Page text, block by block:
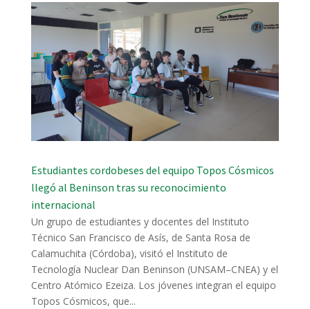
Estudiantes cordobeses del equipo Topos Cósmicos
llegó al Beninson tras su reconocimiento
internacional
Un grupo de estudiantes y docentes del Instituto
Técnico San Francisco de Asís, de Santa Rosa de
Calamuchita (Córdoba), visitó el Instituto de
Tecnología Nuclear Dan Beninson (UNSAM–CNEA) y el
Centro Atómico Ezeiza. Los jóvenes integran el equipo
Topos Cósmicos, que...